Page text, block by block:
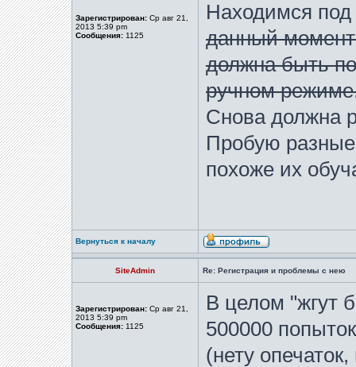
Зарегистрирован: Ср авг 21,
2013 5:39 pm
Сообщения: 1125
Находимся
данный момент
должна быть
ручном
Снова должна
Пробую
похоже их
Вернуться к началу
SiteAdmin Re: Регистрация и проблемы с нею
Зарегистрирован: Ср авг 21,
2013 5:39 pm
Сообщения: 1125
В целом "жгут
500000
(нету